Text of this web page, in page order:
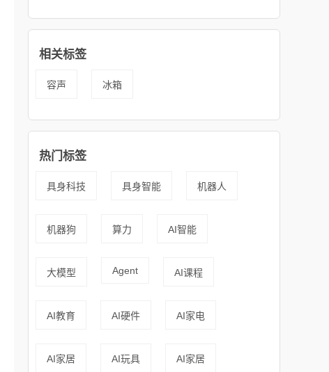
相关标签
容声 冰箱
热门标签
具身科技 具身智能 机器人
机器狗 算力 AI智能
大模型 Agent AI课程
AI教育 AI硬件 AI家电
AI家居 AI玩具 AI家居